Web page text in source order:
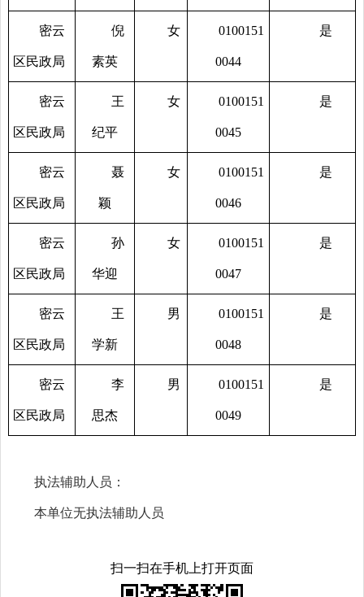
密云
区民政局
倪
素英
女 0100151
0044
是
密云
区民政局
王
纪平
女 0100151
0045
是
密云
区民政局
聂
颖
女 0100151
0046
是
密云
区民政局
孙
华迎
女 0100151
0047
是
密云
区民政局
王
学新
男 0100151
0048
是
密云
区民政局
李
思杰
男 0100151
0049
是
执法辅助人员：
本单位无执法辅助人员
扫一扫在手机上打开页面